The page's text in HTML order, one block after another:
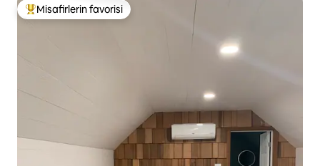
Misafirlerin favorilerinden en beğenilenler arasında
Misafirlerin favorisi